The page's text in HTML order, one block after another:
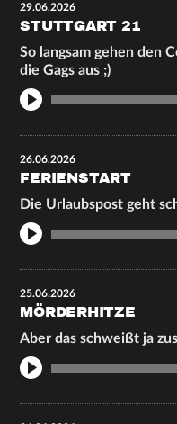
29.06.2026
STUTTGART 21
So langsam gehen den
die Gags aus ;)
26.06.2026
FERIENSTART
Die Urlaubspost geht
25.06.2026
MÖRDERHITZE
Aber das schweißt ja